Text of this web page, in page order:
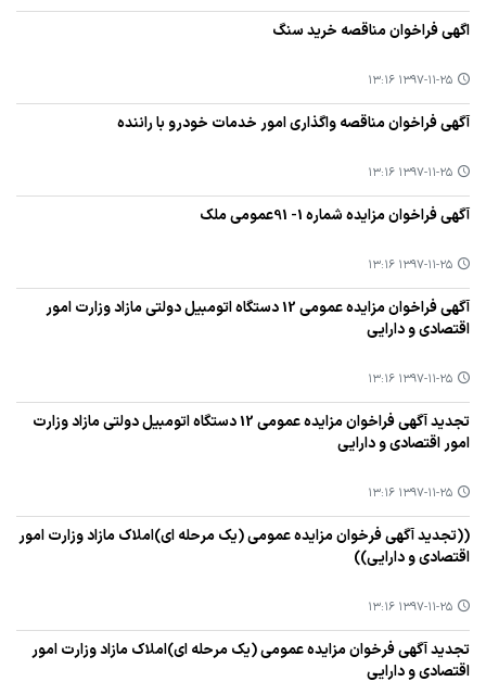
اگهی فراخوان مناقصه خرید سنگ
۱۳۹۷-۱۱-۲۵ ۱۳:۱۶
آگهی فراخوان مناقصه واگذاری امور خدمات خودرو با راننده
۱۳۹۷-۱۱-۲۵ ۱۳:۱۶
آگهی فراخوان مزایده شماره 1- 91عمومی ملك
۱۳۹۷-۱۱-۲۵ ۱۳:۱۶
آگهی فراخوان مزایده عمومی 12 دستگاه اتومبیل دولتی مازاد وزارت امور
اقتصادی و دارایی
۱۳۹۷-۱۱-۲۵ ۱۳:۱۶
تجدید آگهی فراخوان مزایده عمومی 12 دستگاه اتومبیل دولتی مازاد وزارت
امور اقتصادی و دارایی
۱۳۹۷-۱۱-۲۵ ۱۳:۱۶
((تجدید آگهی فرخوان مزایده عمومی (یك مرحله ای)املاك مازاد وزارت امور
اقتصادی و دارایی))
۱۳۹۷-۱۱-۲۵ ۱۳:۱۶
تجدید آگهی فرخوان مزایده عمومی (یك مرحله ای)املاك مازاد وزارت امور
اقتصادی و دارایی